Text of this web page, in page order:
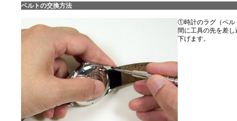
ベルトの交換方法
①時計のラグ（ベル
間に工具の先を差
下げます。